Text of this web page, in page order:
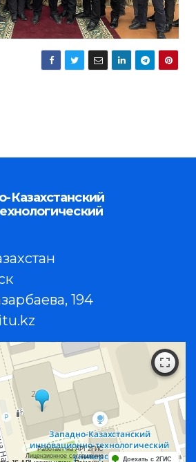
Казахстанский
194
Работает на API 2ГИС
Лицензионное соглашение
Доехать с 2ГИС